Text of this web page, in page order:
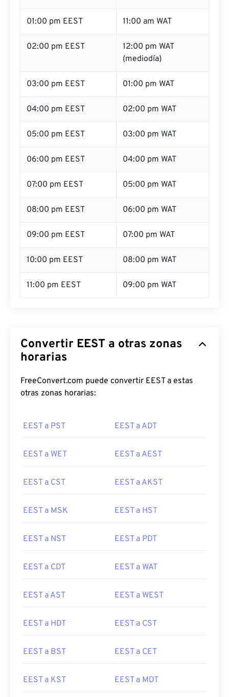
01:00 pm EEST 11:00 am WAT
02:00 pm EEST
12:00 pm WAT
(mediodía)
03:00 pm EEST 01:00 pm WAT
04:00 pm EEST 02:00 pm WAT
05:00 pm EEST 03:00 pm WAT
06:00 pm EEST 04:00 pm WAT
07:00 pm EEST 05:00 pm WAT
08:00 pm EEST 06:00 pm WAT
09:00 pm EEST 07:00 pm WAT
10:00 pm EEST 08:00 pm WAT
11:00 pm EEST 09:00 pm WAT
Convertir EEST a otras zonas
horarias
FreeConvert.com puede convertir EEST a estas
otras zonas horarias:
EEST a PST EEST a ADT
EEST a WET EEST a AEST
EEST a CST EEST a AKST
EEST a MSK EEST a HST
EEST a NST EEST a PDT
EEST a CDT EEST a WAT
EEST a AST EEST a WEST
EEST a HDT EEST a CST
EEST a BST EEST a CET
EEST a KST EEST a MDT